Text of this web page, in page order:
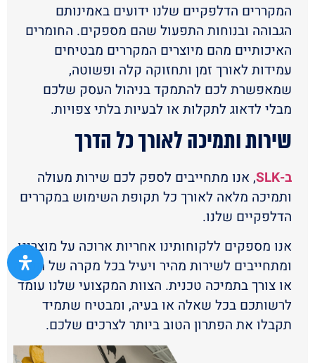
המקררים הדלפקיים שלנו ידועים באמינותם
הגבוהה ובנוחות התפעול שהם מספקים. החומרים
האיכותיים מהם מיוצרים המקררים מבטיחים
עמידות לאורך זמן ותחזוקה קלה ופשוטה,
שמאפשרת לכם להתמקד בניהול העסק שלכם
מבלי לדאוג לתקלות או לבעיות בלתי צפויות.
שירות ותמיכה לאורך כל הדרך
ב-SLK
, אנו מתחייבים לספק לכם שירות מעולה
ותמיכה מלאה לאורך כל תקופת השימוש במקררים
הדלפקיים שלנו.
אנו מספקים ללקוחותינו אחריות ארוכה על מוצרינו,
ומתחייבים לשירות מהיר ויעיל בכל מקרה של תקלה
או צורך בתמיכה טכנית. הצוות המקצועי שלנו עומד
לרשותכם בכל שאלה או בעיה, ומבטיח שתמיד
תקבלו את הפתרון הטוב ביותר לצרכים שלכם.